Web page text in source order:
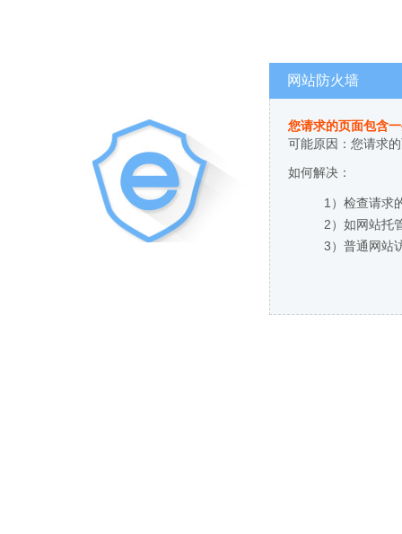
网站防火墙
您请求的页面包含
可能原因：您请求
如何解决：
1）检查请求
2）如网站托
3）普通网站